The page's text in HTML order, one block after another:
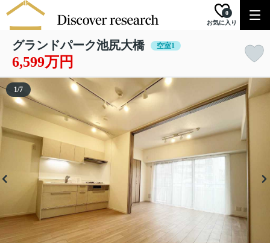
お気に入り
0
グランドパーク池尻大橋 空室1
6,599万円
1/7